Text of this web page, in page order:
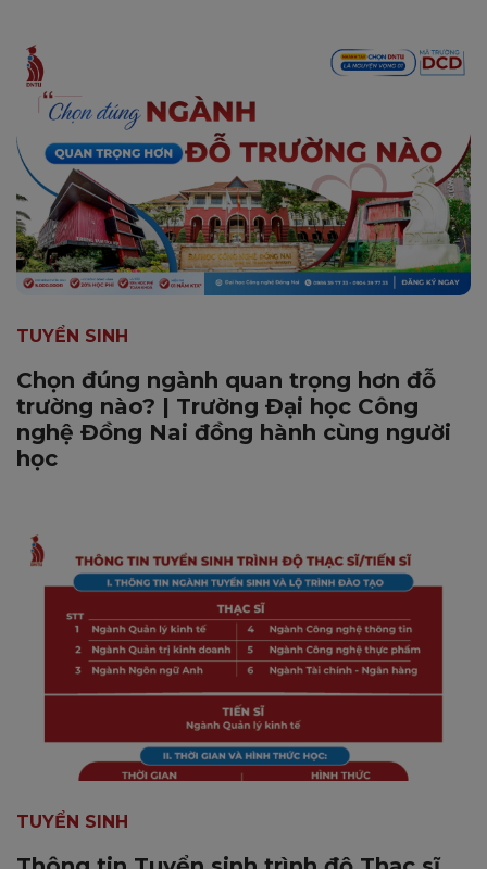
TUYỂN SINH
Chọn đúng ngành quan trọng hơn đỗ
trường nào? | Trường Đại học Công
nghệ Đồng Nai đồng hành cùng người
học
TUYỂN SINH